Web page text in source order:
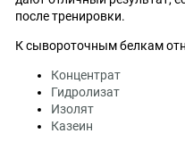
после тренировки.
К сывороточным белкам
Концентрат
Гидролизат
Изолят
Казеин